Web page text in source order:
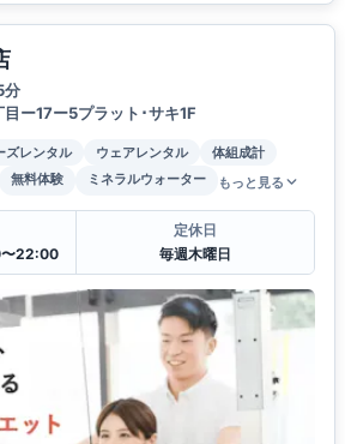
分
ー17ー5プラット･サキ1F
ズレンタル ウェアレンタル
体組成計
無料体験 ミネラルウォーター もっと見る
〜22:00
定休日
毎週木曜日